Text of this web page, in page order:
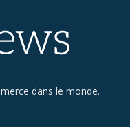
dans le monde.